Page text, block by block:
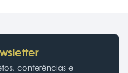
conferências e